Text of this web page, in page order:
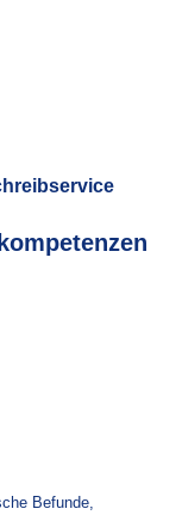
Befunde,